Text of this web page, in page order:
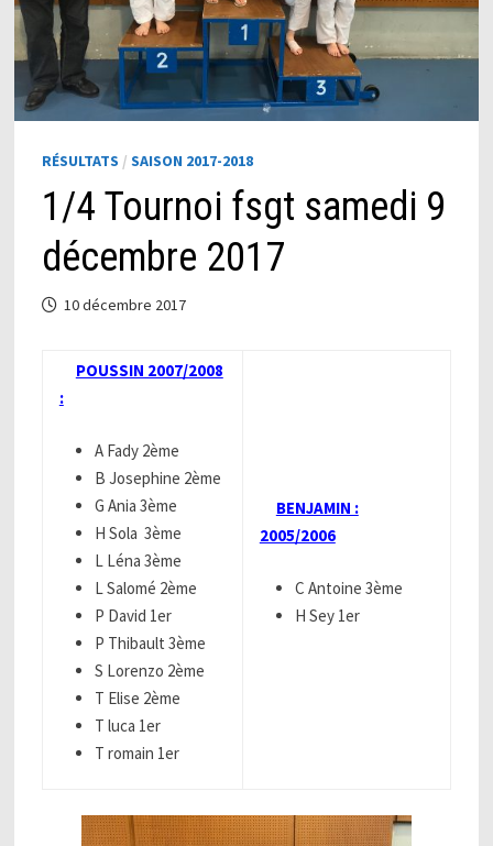
RÉSULTATS / SAISON 2017-2018
1/4 Tournoi fsgt samedi 9
décembre 2017
10 décembre 2017
POUSSIN 2007/2008
:
A Fady 2ème
B Josephine 2ème
G Ania 3ème
H Sola 3ème
L Léna 3ème
L Salomé 2ème
P David 1er
P Thibault 3ème
S Lorenzo 2ème
T Elise 2ème
T luca 1er
T romain 1er
BENJAMIN :
2005/2006
C Antoine 3ème
H Sey 1er